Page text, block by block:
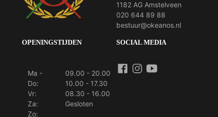
1182 AG Amstelveen
020 644 89 88
bestuur@okeanos.nl
OPENINGSTIJDEN
Ma -
Do:
Vr:
Za:
Zo:
09.00 - 20.00
10.00 - 17.30
08.30 - 16.00
Gesloten
SOCIAL MEDIA